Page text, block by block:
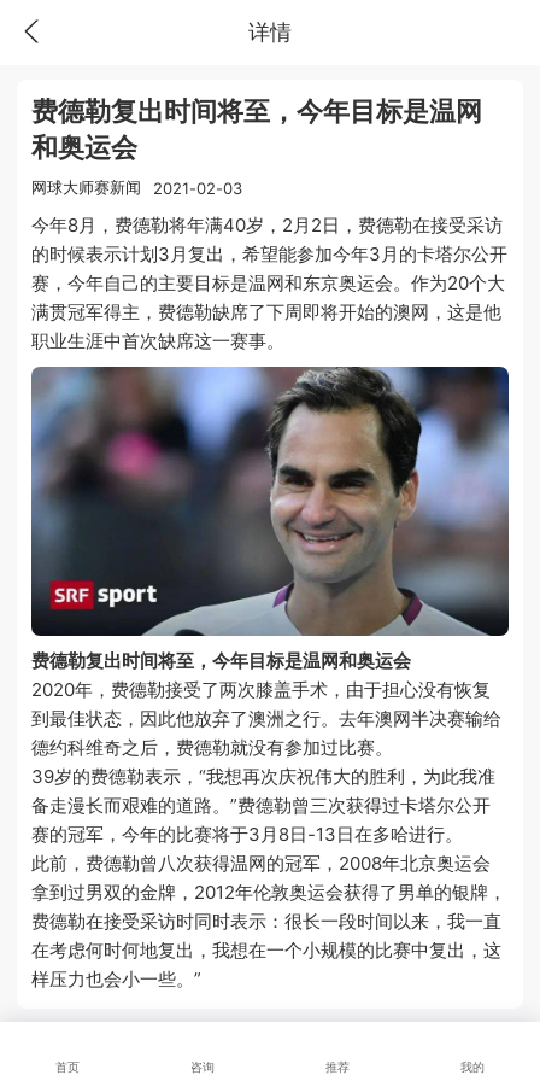
详情
费德勒复出时间将至，今年目标是温网
和奥运会
网球大师赛新闻 2021-02-03
今年8月，费德勒将年满40岁，2月2日，费德勒在接受采访
的时候表示计划3月复出，希望能参加今年3月的卡塔尔公开
赛，今年自己的主要目标是温网和东京奥运会。作为20个大
满贯冠军得主，费德勒缺席了下周即将开始的澳网，这是他
职业生涯中首次缺席这一赛事。
费德勒复出时间将至，今年目标是温网和奥运会
2020年，费德勒接受了两次膝盖手术，由于担心没有恢复
到最佳状态，因此他放弃了澳洲之行。去年澳网半决赛输给
德约科维奇之后，费德勒就没有参加过比赛。
39岁的费德勒表示，“我想再次庆祝伟大的胜利，为此我准
备走漫长而艰难的道路。”费德勒曾三次获得过卡塔尔公开
赛的冠军，今年的比赛将于3月8日-13日在多哈进行。
此前，费德勒曾八次获得温网的冠军，2008年北京奥运会
拿到过男双的金牌，2012年伦敦奥运会获得了男单的银牌，
费德勒在接受采访时同时表示：很长一段时间以来，我一直
在考虑何时何地复出，我想在一个小规模的比赛中复出，这
样压力也会小一些。”
首页 咨询 推荐 我的